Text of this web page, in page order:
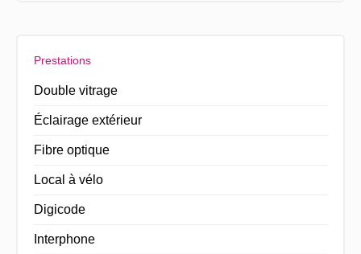
Prestations
Double vitrage
Éclairage extérieur
Fibre optique
Local à vélo
Digicode
Interphone